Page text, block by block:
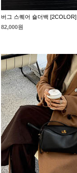
버그 스퀘어 숄더백 [2COLOR]
82,000원